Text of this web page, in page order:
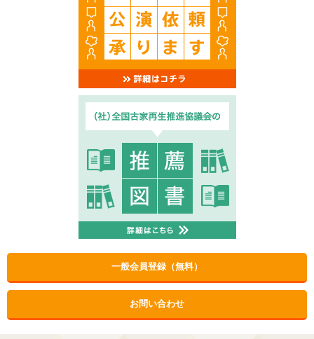
一般会員登録（無料）
お問い合わせ